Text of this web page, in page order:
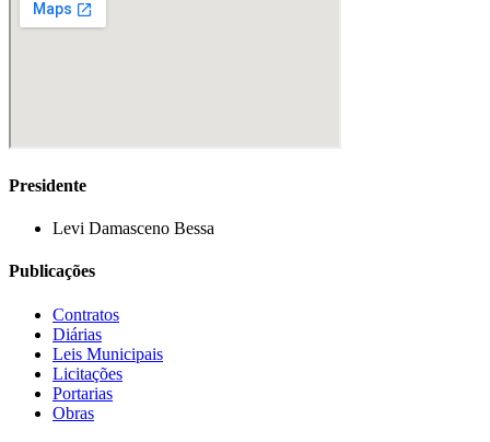
Presidente
Levi Damasceno Bessa
Publicações
Contratos
Diárias
Leis Municipais
Licitações
Portarias
Obras